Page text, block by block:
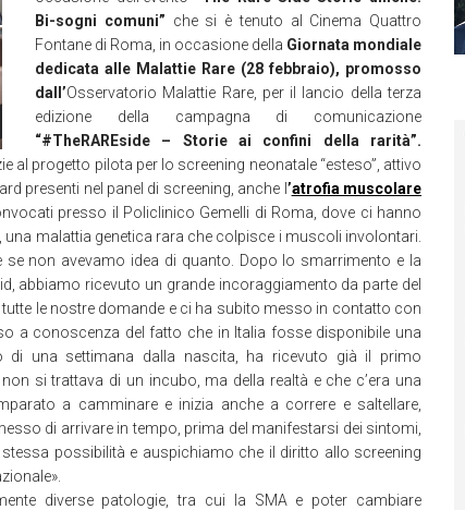
Bi-sogni comuni” che si è tenuto al Cinema Quattro
Fontane di Roma, in occasione della Giornata mondiale
dedicata alle Malattie Rare (28 febbraio), promosso
dall’Osservatorio Malattie Rare, per il lancio della terza
edizione della campagna di comunicazione
“#TheRAREside – Storie ai confini della rarità”.
al progetto pilota per lo screening neonatale “esteso”, attivo
presenti nel panel di screening, anche l ’atrofia muscolare
presso il Policlinico Gemelli di Roma, dove ci hanno
malattia genetica rara che colpisce i muscoli involontari.
non avevamo idea di quanto. Dopo lo smarrimento e la
abbiamo ricevuto un grande incoraggiamento da parte del
le nostre domande e ci ha subito messo in contatto con
a conoscenza del fatto che in Italia fosse disponibile una
di una settimana dalla nascita, ha ricevuto già il primo
si trattava di un incubo, ma della realtà e che c’era una
a camminare e inizia anche a correre e saltellare,
di arrivare in tempo, prima del manifestarsi dei sintomi,
possibilità e auspichiamo che il diritto allo screening
diverse patologie, tra cui la SMA e poter cambiare